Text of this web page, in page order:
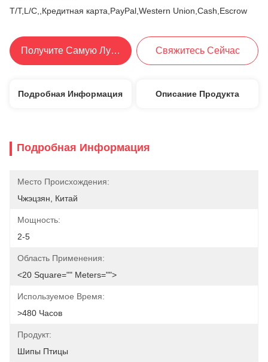
T/T,L/C,,Кредитная карта,PayPal,Western Union,Cash,Escrow
Получите Самую Лучшую ЦенуСвяжитесь Сейчас
Подробная Информация Описание Продукта
Подробная Информация
Место Происхождения:
Чжэцзян, Китай
Мощность:
2-5
Область Применения:
<20 Square="" Meters="">
Используемое Время:
>480 Часов
Продукт:
Шипы Птицы